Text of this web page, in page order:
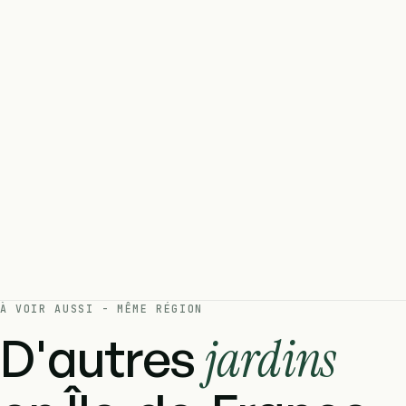
À VOIR AUSSI - MÊME RÉGION
D'autresjardins